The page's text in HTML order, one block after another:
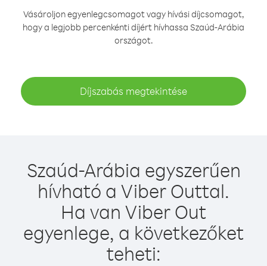
Vásároljon egyenlegcsomagot vagy hívási díjcsomagot,
hogy a legjobb percenkénti díjért hívhassa Szaúd-Arábia
országot.
Díjszabás megtekintése
Szaúd-Arábia egyszerűen
hívható a Viber Outtal.
Ha van Viber Out
egyenlege, a következőket
teheti: